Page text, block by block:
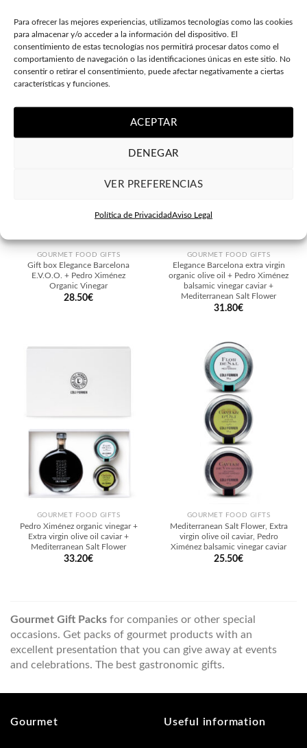
Para ofrecer las mejores experiencias, utilizamos tecnologías como las cookies
para almacenar y/o acceder a la información del dispositivo. El
consentimiento de estas tecnologías nos permitirá procesar datos como el
comportamiento de navegación o las identificaciones únicas en este sitio. No
consentir o retirar el consentimiento, puede afectar negativamente a ciertas
características y funciones.
ACEPTAR
DENEGAR
VER PREFERENCIAS
Política de PrivacidadAviso Legal
Gift box ELEGANCE
BARCELONA extra virgin olive oil
19.95€
Gift box Essence organic E.V.O.O.
+ Pedro Ximénez Organic Vinegar
29.50€
GOURMET FOOD GIFTS
Gift box Elegance Barcelona
E.V.O.O. + Pedro Ximénez
Organic Vinegar
28.50€
GOURMET FOOD GIFTS
Elegance Barcelona extra virgin
organic olive oil + Pedro Ximénez
balsamic vinegar caviar +
Mediterranean Salt Flower
31.80€
GOURMET FOOD GIFTS
Pedro Ximénez organic vinegar +
Extra virgin olive oil caviar +
Mediterranean Salt Flower
33.20€
GOURMET FOOD GIFTS
Mediterranean Salt Flower, Extra
virgin olive oil caviar, Pedro
Ximénez balsamic vinegar caviar
25.50€
Gourmet Gift Packs for companies or other special
occasions. Get packs of gourmet products with an
excellent presentation that you can give away at events
and celebrations. The best gastronomic gifts.
Gourmet Useful information